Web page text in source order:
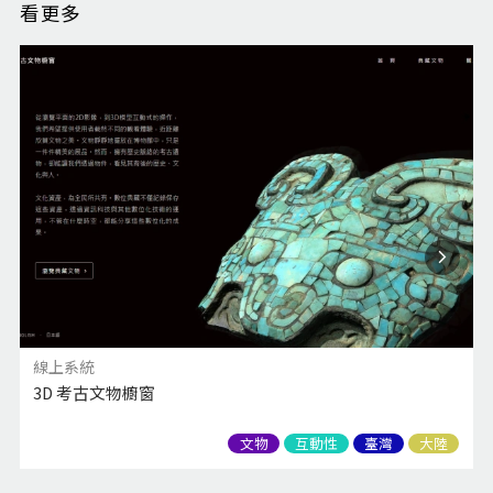
看更多
線上系統
3D 考古文物櫥窗
文物 互動性 臺灣 大陸